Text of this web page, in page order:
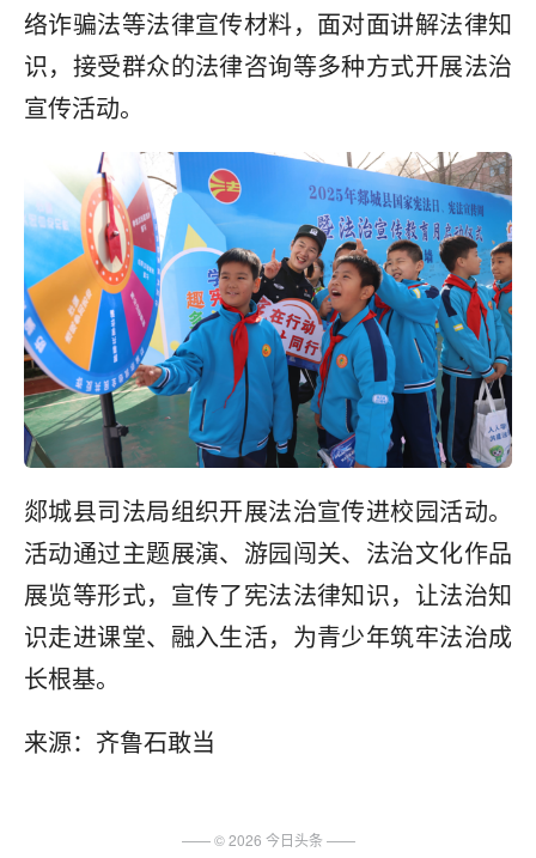
络诈骗法等法律宣传材料，面对面讲解法律知
识，接受群众的法律咨询等多种方式开展法治
宣传活动。
郯城县司法局组织开展法治宣传进校园活动。
活动通过主题展演、游园闯关、法治文化作品
展览等形式，宣传了宪法法律知识，让法治知
识走进课堂、融入生活，为青少年筑牢法治成
长根基。
来源：齐鲁石敢当
—— ©2026 今日头条 ——